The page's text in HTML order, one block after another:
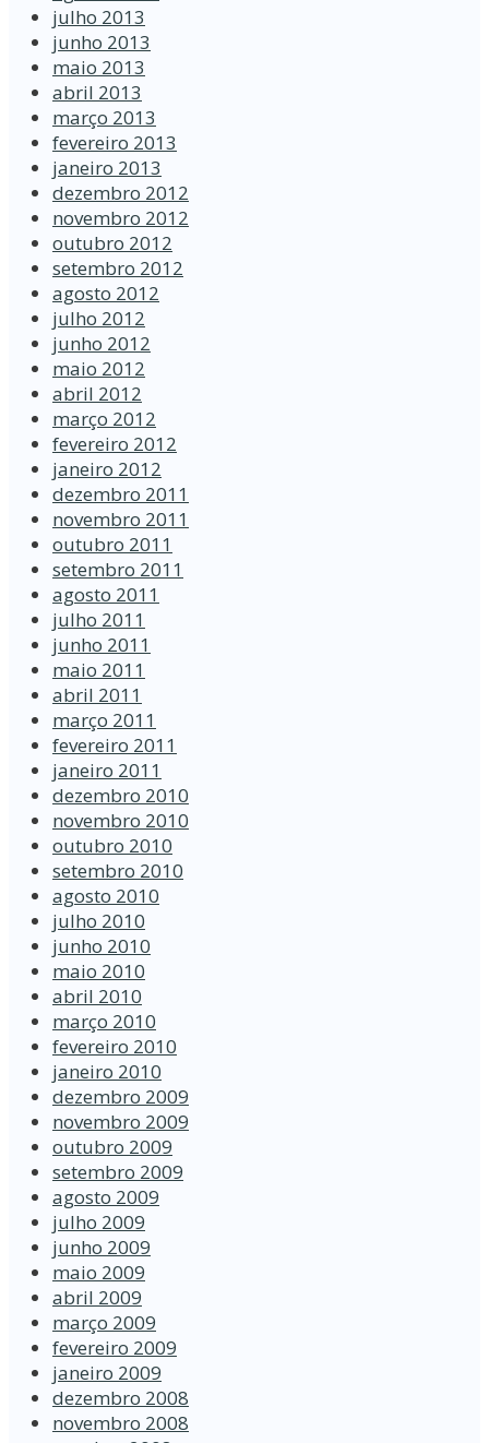
julho 2013
junho 2013
maio 2013
abril 2013
março 2013
fevereiro 2013
janeiro 2013
dezembro 2012
novembro 2012
outubro 2012
setembro 2012
agosto 2012
julho 2012
junho 2012
maio 2012
abril 2012
março 2012
fevereiro 2012
janeiro 2012
dezembro 2011
novembro 2011
outubro 2011
setembro 2011
agosto 2011
julho 2011
junho 2011
maio 2011
abril 2011
março 2011
fevereiro 2011
janeiro 2011
dezembro 2010
novembro 2010
outubro 2010
setembro 2010
agosto 2010
julho 2010
junho 2010
maio 2010
abril 2010
março 2010
fevereiro 2010
janeiro 2010
dezembro 2009
novembro 2009
outubro 2009
setembro 2009
agosto 2009
julho 2009
junho 2009
maio 2009
abril 2009
março 2009
fevereiro 2009
janeiro 2009
dezembro 2008
novembro 2008